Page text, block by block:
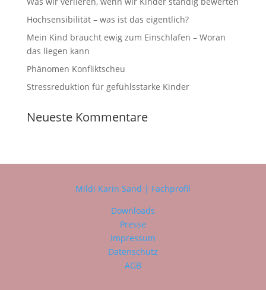
Hochsensibilität – was ist das eigentlich?
Mein Kind braucht ewig zum Einschlafen – Woran
das liegen kann
Phänomen Konfliktscheu
Stressreduktion für gefühlsstarke Kinder
Neueste Kommentare
Mildi Karin Sand | Fachprofil
Downloads
Presse
Impressum
Datenschutz
AGB